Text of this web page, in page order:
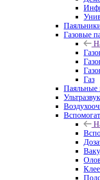
Газовые
Газ
Паяльные